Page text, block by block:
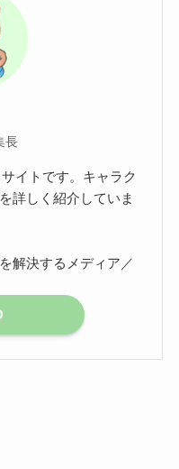
長
イトです。キャラク
詳しく紹介していま
解決するメディア／